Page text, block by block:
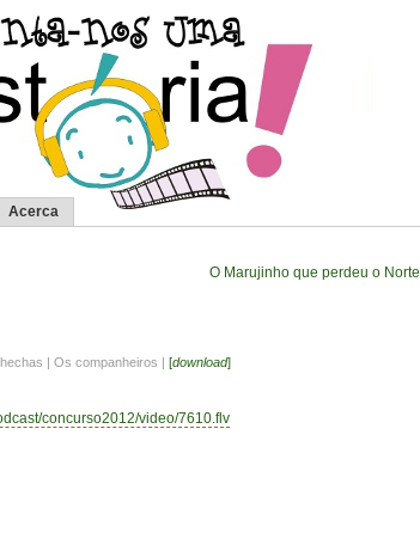
Acerca
O Marujinho que perdeu o Norte
| Os companheiros | [download]
concurso2012/video/7610.flv